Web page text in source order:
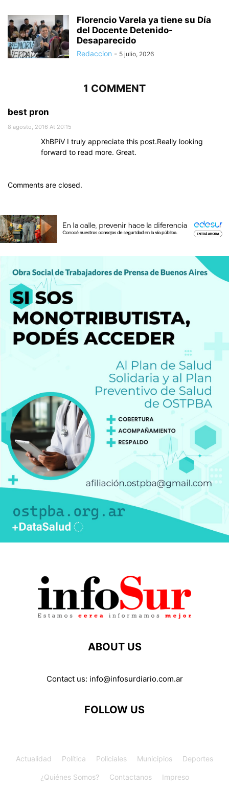
Florencio Varela ya tiene su Día
del Docente Detenido-
Desaparecido
Redaccion - 5 julio, 2026
1 COMMENT
best pron
8 agosto, 2016 At 20:15
XhBPiV I truly appreciate this post.Really looking
forward to read more. Great.
Comments are closed.
ABOUT US
Contact us: info@infosurdiario.com.ar
FOLLOW US
Actualidad Política Policiales Municipios Deportes
¿Quiénes Somos? Contactanos Impreso